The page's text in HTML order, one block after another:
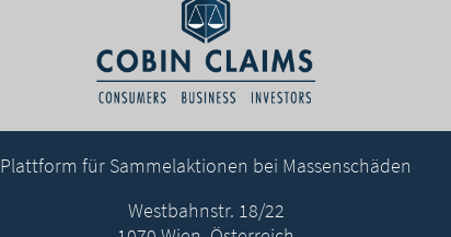
Plattform für Sammelaktionen bei Massenschäden
Westbahnstr. 18/22